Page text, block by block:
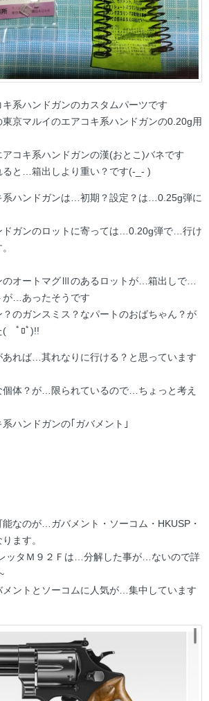
系ハンドガンのカスタムパーツです
京マルイのエアコキ系ハンドガンの0.20g用
コキ系ハンドガンの漢(おとこ)バネです
と…箱出しより重い？です(-_- )
系ハンドガンは…初期？設定？は…0.25g弾に
ドガンのロットに寄っては…0.20g弾で…行け
のオートマグⅢのあるロットが…箱出しで…
が…あったそうです
のガンスミス？なパートのおばちゃん？が
( ﾟﾛﾟ)!!
あれば…其れなりに行ける？と思っています
体？が…限られているので…ちょっと考え
ハンドガンの｢ガバメント｣
なのが…ガバメント・ソーコム・HKUSP・
ます。
ッタＭ９２Ｆは…分解した事が…ないので詳
メントとソーコムに人気が…集中しています